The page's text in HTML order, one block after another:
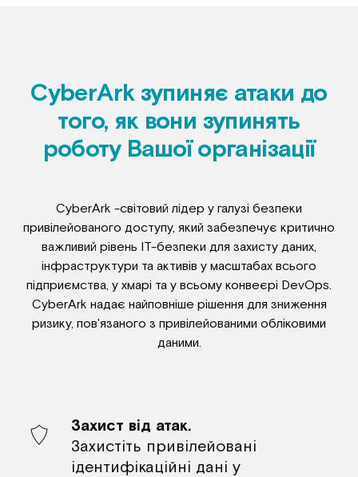
CyberArk зупиняє атаки до
того, як вони зупинять
роботу Вашої організації
CyberArk -світовий лідер у галузі безпеки
привілейованого доступу, який забезпечує критично
важливий рівень ІТ-безпеки для захисту даних,
інфраструктури та активів у масштабах всього
підприємства, у хмарі та у всьому конвеєрі DevOps.
CyberArk надає найповніше рішення для зниження
ризику, пов'язаного з привілейованими обліковими
даними.
Захист від атак.
Захистіть привілейовані
ідентифікаційні дані у